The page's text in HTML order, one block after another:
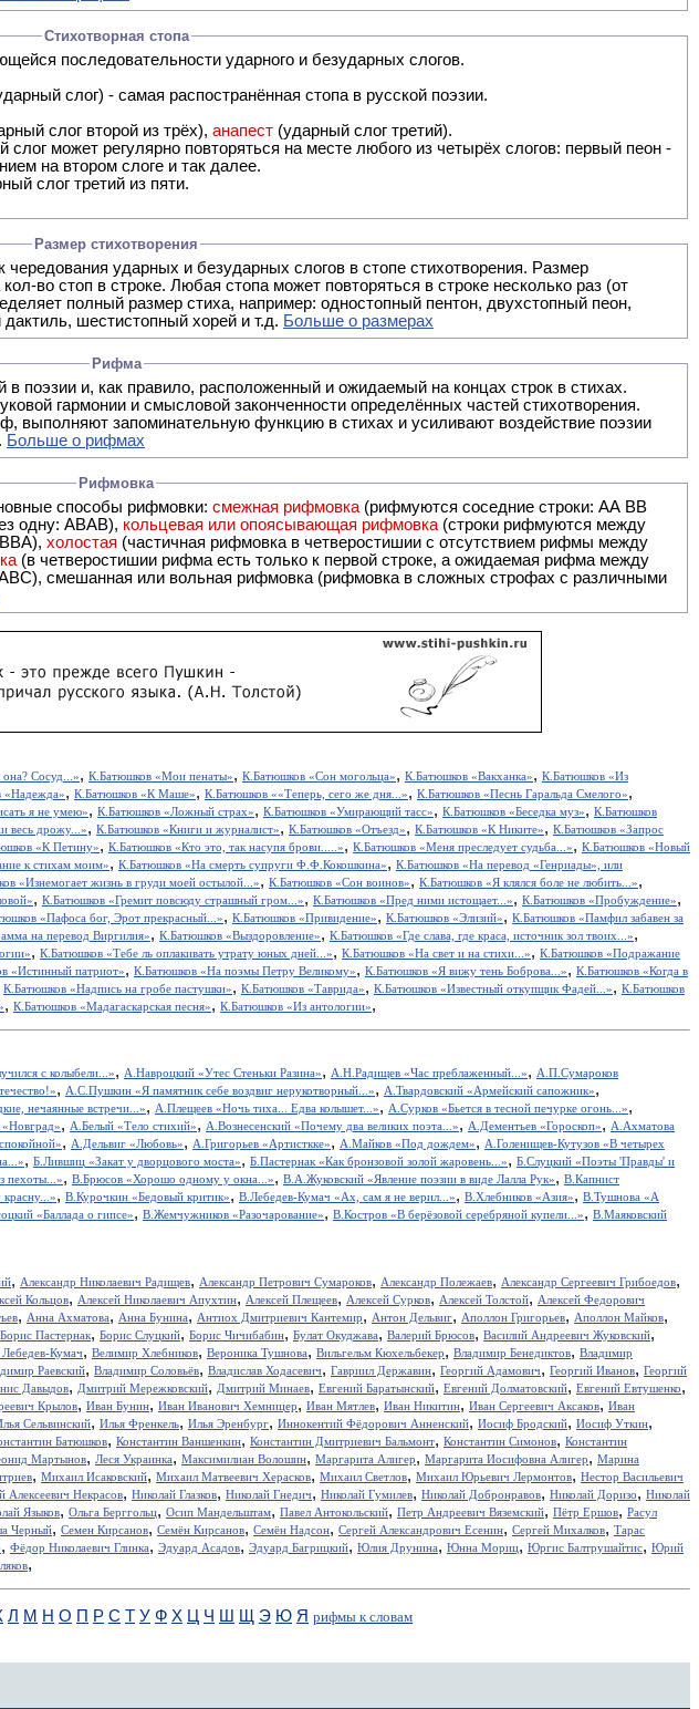
Стихотворная стопа
последовательности ударного и безударных слогов.
слог) - самая распостранённая стопа в русской поэзии.
слог второй из трёх), анапест (ударный слог третий).
слог может регулярно повторяться на месте любого из четырёх слогов: первый пеон -
на втором слоге и так далее.
слог третий из пяти.
Размер стихотворения
чередования ударных и безударных слогов в стопе стихотворения. Размер
во стоп в строке. Любая стопа может повторяться в строке несколько раз (от
полный размер стиха, например: одностопный пентон, двухстопный пеон,
шестистопный хорей и т.д. Больше о размерах
Рифма
используемый в поэзии и, как правило, расположенный и ожидаемый на концах строк в стихах.
гармонии и смысловой законченности определённых частей стихотворения.
выполняют запоминательную функцию в стихах и усиливают воздействие поэзии
Больше о рифмах
Рифмовка
способы рифмовки: смежная рифмовка (рифмуются соседние строки: AA ВВ
одну: ABAB), кольцевая или опоясывающая рифмовка (строки рифмуются между
холостая (частичная рифмовка в четверостишии с отсутствием рифмы между
(в четверостишии рифма есть только к первой строке, а ожидаемая рифма между
Сосуд...», К.Батюшков «Мои пенаты», К.Батюшков «Сон могольца», К.Батюшков «Вакханка», К.Батюшков «Из
«Надежда», К.Батюшков «К Маше», К.Батюшков ««Теперь, сего же дня...», К.Батюшков «Песнь Гаральда Смелого»,
я не умею», К.Батюшков «Ложный страх», К.Батюшков «Умирающий тасс», К.Батюшков «Беседка муз», К.Батюшков
весь дрожу...», К.Батюшков «Книги и журналист», К.Батюшков «Отъезд», К.Батюшков «К Никите», К.Батюшков «Запрос
«К Петину», К.Батюшков «Кто это, так насупя брови.....», К.Батюшков «Меня преследует судьба...», К.Батюшков «Новый
к стихам моим», К.Батюшков «На смерть супруги Ф.Ф.Кокошкина», К.Батюшков «На перевод «Генриады», или
«Изнемогает жизнь в груди моей остылой...», К.Батюшков «Сон воинов», К.Батюшков «Я клялся боле не любить...»,
, К.Батюшков «Гремит повсюду страшный гром...», К.Батюшков «Пред ними истощает...», К.Батюшков «Пробуждение»,
«Пафоса бог, Эрот прекрасный...», К.Батюшков «Привидение», К.Батюшков «Элизий», К.Батюшков «Памфил забавен за
на перевод Виргилия», К.Батюшков «Выздоровление», К.Батюшков «Где слава, где краса, источник зол твоих...»,
, К.Батюшков «Тебе ль оплакивать утрату юных дней...», К.Батюшков «На свет и на стихи...», К.Батюшков «Подражание
«Истинный патриот», К.Батюшков «На поэмы Петру Великому», К.Батюшков «Я вижу тень Боброва...», К.Батюшков «Когда в
К.Батюшков «Надпись на гробе пастушки», К.Батюшков «Таврида», К.Батюшков «Известный откупщик Фадей...», К.Батюшков
, К.Батюшков «Мадагаскарская песня», К.Батюшков «Из антологии»,
с колыбели...», А.Навроцкий «Утес Cтеньки Разина», А.Н.Радищев «Час преблаженный...», А.П.Сумароков
, А.С.Пушкин «Я памятник себе воздвиг нерукотворный...», А.Твардовский «Армейский сапожник»,
нечаянные встречи...», А.Плещеев «Ночь тиха... Едва колышет...», А.Сурков «Бьется в тесной печурке огонь...»,
, А.Белый «Тело стихий», А.Вознесенский «Почему два великих поэта...», А.Дементьев «Гороскоп», А.Ахматова
, А.Дельвиг «Любовь», А.Григорьев «Артисткке», А.Майков «Под дождем», А.Голенищев-Кутузов «В четырех
, Б.Лившиц «Закат у дворцового моста», Б.Пастернак «Как бронзовой золой жаровень...», Б.Слуцкий «Поэты 'Правды' и
пехоты...», В.Брюсов «Хорошо одному у окна...», В.А.Жуковский «Явление поэзии в виде Лалла Рук», В.Капнист
, В.Курочкин «Бедовый критик», В.Лебедев-Кумач «Ах, сам я не верил...», В.Хлебников «Азия», В.Тушнова «А
«Баллада о гипсе», В.Жемчужников «Разочарование», В.Костров «В берёзовой серебряной купели...», В.Маяковский
, Александр Николаевич Радищев, Александр Петрович Сумароков, Александр Полежаев, Александр Сергеевич Грибоедов,
Кольцов, Алексей Николаевич Апухтин, Алексей Плещеев, Алексей Сурков, Алексей Толстой, Алексей Федорович
, Анна Ахматова, Анна Бунина, Антиох Дмитриевич Кантемир, Антон Дельвиг, Аполлон Григорьев, Аполлон Майков,
Борис Пастернак, Борис Слуцкий, Борис Чичибабин, Булат Окуджава, Валерий Брюсов, Василий Андреевич Жуковский,
Кумач, Велимир Хлебников, Вероника Тушнова, Вильгельм Кюхельбекер, Владимир Бенедиктов, Владимир
Раевский, Владимир Соловьёв, Владислав Ходасевич, Гавриил Державин, Георгий Адамович, Георгий Иванов, Георгий
Давыдов, Дмитрий Мережковский, Дмитрий Минаев, Евгений Баратынский, Евгений Долматовский, Евгений Евтушенко,
Крылов, Иван Бунин, Иван Иванович Хемницер, Иван Мятлев, Иван Никитин, Иван Сергеевич Аксаков, Иван
Сельвинский, Илья Френкель, Илья Эренбург, Иннокентий Фёдорович Анненский, Иосиф Бродский, Иосиф Уткин,
Батюшков, Константин Ваншенкин, Константин Дмитриевич Бальмонт, Константин Симонов, Константин
Мартынов, Леся Украинка, Максимилиан Волошин, Маргарита Алигер, Маргарита Иосифовна Алигер, Марина
, Михаил Исаковский, Михаил Матвеевич Херасков, Михаил Светлов, Михаил Юрьевич Лермонтов, Нестор Васильевич
Алексеевич Некрасов, Николай Глазков, Николай Гнедич, Николай Гумилев, Николай Добронравов, Николай Доризо, Николай
Языков, Ольга Берггольц, Осип Мандельштам, Павел Антокольский, Петр Андреевич Вяземский, Пётр Ершов, Расул
Черный, Семен Кирсанов, Семён Кирсанов, Семён Надсон, Сергей Александрович Есенин, Сергей Михалков, Тарас
, Фёдор Николаевич Глинка, Эдуард Асадов, Эдуард Багрицкий, Юлия Друнина, Юнна Мориц, Юргис Балтрушайтис, Юрий
,
Л М Н О П Р С Т У Ф Х Ц Ч Ш Щ Э Ю Я рифмы к словам